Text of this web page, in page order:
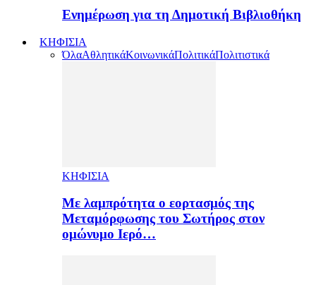
Ενημέρωση για τη Δημοτική Βιβλιοθήκη
ΚΗΦΙΣΙΑ
ΌλαΑθλητικάΚοινωνικάΠολιτικάΠολιτιστικά
ΚΗΦΙΣΙΑ
Με λαμπρότητα ο εορτασμός της
Μεταμόρφωσης του Σωτήρος στον
ομώνυμο Ιερό…